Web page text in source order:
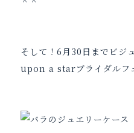
そして！6月30日までビジ
upon a starブライダルフ